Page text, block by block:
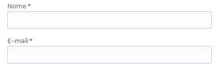
Nome *
E-mail *